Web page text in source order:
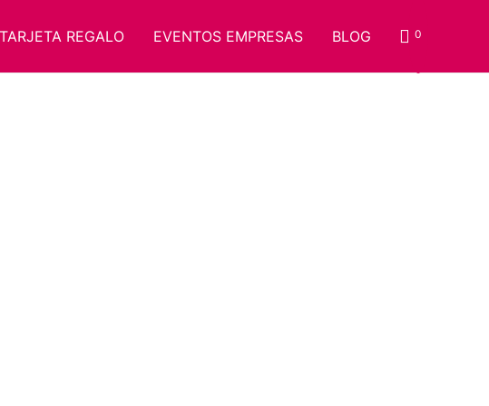
TARJETA REGALO EVENTOS EMPRESAS BLOG 0